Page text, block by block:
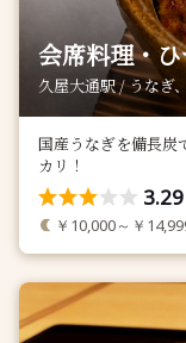
会席料理・
久屋大通駅 / うなぎ
国産うなぎを備長炭
カリ！
3.29
￥10,000～￥